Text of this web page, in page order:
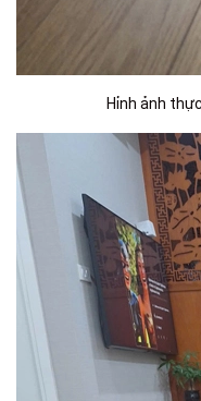
Hỉnh ảnh